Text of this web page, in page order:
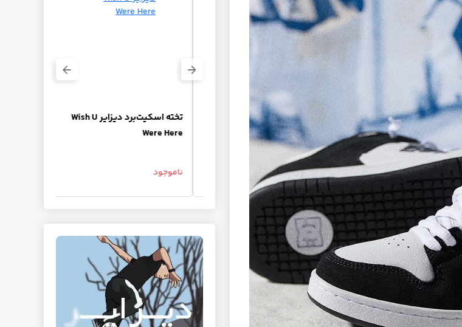
تخته اسکیت برد Santa Cruz
Delfino
گریپ‌تیپ حرفه‌ای اسکیت‌برد
Spitfire Ripped Mob
864,000 تومان
تخته اسکیت‌برد دیزایر Wish U
Were Here
ناموجود